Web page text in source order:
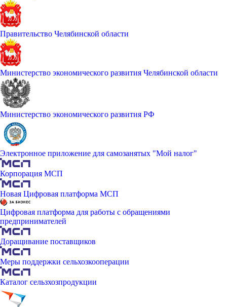
Правительство Челябинской области
Министерство экономического развития Челябинской области
Министерство экономического развития РФ
Электронное приложение для самозанятых "Мой налог"
Корпорация МСП
Новая Цифровая платформа МСП
Цифровая платформа для работы с обращениями
предпринимателей
Доращивание поставщиков
Меры поддержки сельхозкооперации
Каталог сельзхозпродукции